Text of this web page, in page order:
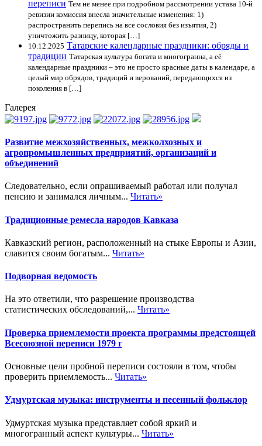
переписи Тем не менее при подробном рассмотрении устава 10-й
ревизии комиссия внесла значительные изменения: 1)
распространить перепись на все сословия без изъятия, 2)
уничтожить разницу, которая […]
10.12.2025 Татарские календарные праздники: обряды и
традиции Татарская культура богата и многогранна, а её
календарные праздники – это не просто красные даты в календаре, а
целый мир обрядов, традиций и верований, передающихся из
поколения в […]
Галерея
Развитие межхозяйственных, межколхозных и
агропромышленных предприятий, организаций и
объединений
Следовательно, если опрашиваемый работал или получал
пенсию и занимался личным... Читать»
Традиционные ремесла народов Кавказа
Кавказский регион, расположенный на стыке Европы и Азии,
славится своим богатым... Читать»
Подворная ведомость
На это ответили, что разрешение производства
статистических обследований,... Читать»
Проверка приемлемости проекта программы предстоящей
Всесоюзной переписи 1979 г
Основные цели пробной переписи состояли в том, чтобы
проверить приемлемость... Читать»
Удмуртская музыка: инструменты и песенный фольклор
Удмуртская музыка представляет собой яркий и
многогранный аспект культуры... Читать»